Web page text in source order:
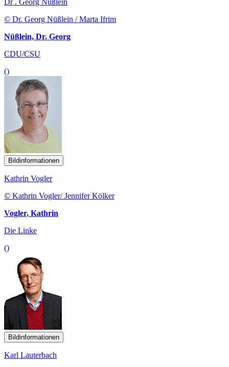
© Dr. Georg Nüßlein / Marta Ifrim
Nüßlein, Dr. Georg
CDU/CSU
()
Bildinformationen
Kathrin Vogler
© Kathrin Vogler/ Jennifer Kölker
Vogler, Kathrin
Die Linke
()
Bildinformationen
Karl Lauterbach